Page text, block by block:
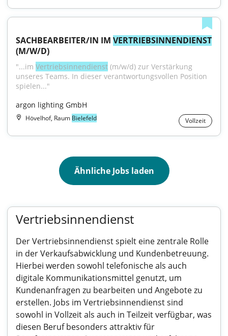
SACHBEARBEITER/IN IM VERTRIEBSINNENDIENST
(M/W/D)
"...im Vertriebsinnendienst (m/w/d) zur Verstärkung
unseres Teams. In dieser verantwortungsvollen Position
spielen..."
argon lighting GmbH
Hövelhof, Raum Bielefeld Vollzeit
Ähnliche Jobs laden
Vertriebsinnendienst
Der Vertriebsinnendienst spielt eine zentrale Rolle
in der Verkaufsabwicklung und Kundenbetreuung.
Hierbei werden sowohl telefonische als auch
digitale Kommunikationsmittel genutzt, um
Kundenanfragen zu bearbeiten und Angebote zu
erstellen. Jobs im Vertriebsinnendienst sind
sowohl in Vollzeit als auch in Teilzeit verfügbar, was
diesen Beruf besonders attraktiv für